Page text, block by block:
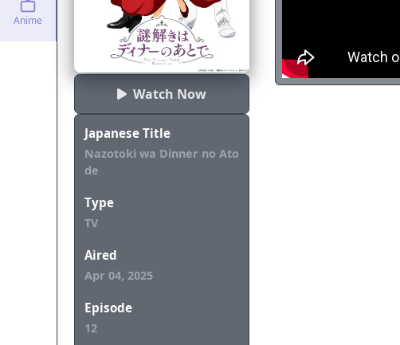
Anime
Watch Now
Japanese Title
Nazotoki wa Dinner no Ato
de
Type
TV
Aired
Apr 04, 2025
Episode
12